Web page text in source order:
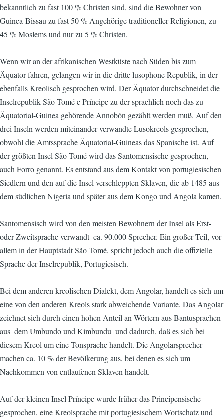
bekanntlich zu fast 100 % Christen sind, sind die Bewohner von
Guinea-Bissau zu fast 50 % Angehörige traditioneller Religionen, zu
45 % Moslems und nur zu 5 % Christen.
Wenn wir an der afrikanischen Westküste nach Süden bis zum
Äquator fahren, gelangen wir in die dritte lusophone Republik, in der
ebenfalls Kreolisch gesprochen wird. Der Äquator durchschneidet die
Inselrepublik São Tomé e Príncipe zu der sprachlich noch das zu
Äquatorial-Guinea gehörende Annobón gezählt werden muß. Auf den
drei Inseln werden miteinander verwandte Lusokreols gesprochen,
obwohl die Amtssprache Äquatorial-Guineas das Spanische ist. Auf
der größten Insel São Tomé wird das Santomensische gesprochen,
auch Forro genannt. Es entstand aus dem Kontakt von portugiesischen
Siedlern und den auf die Insel verschleppten Sklaven, die ab 1485 aus
dem südlichen Nigeria und später aus dem Kongo und Angola kamen.
Santomensisch wird von den meisten Bewohnern der Insel als Erst-
oder Zweitsprache verwandt  ca. 90.000 Sprecher. Ein großer Teil, vor
allem in der Hauptstadt São Tomé, spricht jedoch auch die offizielle
Sprache der Inselrepublik, Portugiesisch.
Bei dem anderen kreolischen Dialekt, dem Angolar, handelt es sich um
eine von den anderen Kreols stark abweichende Variante. Das Angolar
zeichnet sich durch einen hohen Anteil an Wörtern aus Bantusprachen
aus  dem Umbundo und Kimbundu  und dadurch, daß es sich bei
diesem Kreol um eine Tonsprache handelt. Die Angolarsprecher
machen ca. 10 % der Bevölkerung aus, bei denen es sich um
Nachkommen von entlaufenen Sklaven handelt.
Auf der kleinen Insel Príncipe wurde früher das Principensische
gesprochen, eine Kreolsprache mit portugiesischem Wortschatz und